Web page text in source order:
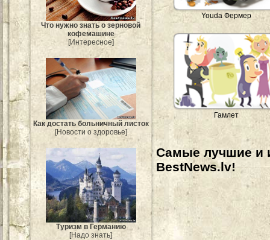
Что нужно знать о зерновой
кофемашине
[Интересное]
Как достать больничный листок
[Новости о здоровье]
Туризм в Германию
[Надо знать]
Youda Фермер
Гамлет
Самые лучшие и
BestNews.lv!